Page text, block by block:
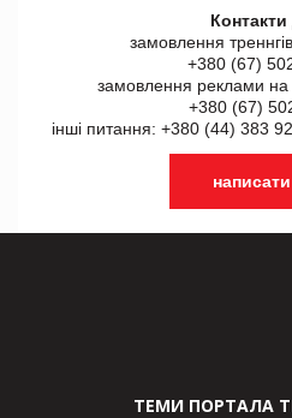
замовлення
+380 (67)
замовлення реклами на
+380 (67)
інші питання: +380 (44) 383
ТЕМИ ПОРТАЛА